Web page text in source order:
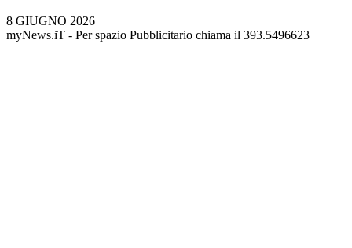
8 GIUGNO 2026
myNews.iT - Per spazio Pubblicitario chiama il 393.5496623